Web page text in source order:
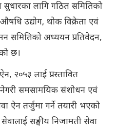
लागि गठित समितिको
उद्योग, थोक विक्रेता एवं
समितिको अध्ययन प्रतिवेदन,
छ।
२०५३ लाई प्रस्तावित
समसामयिक संशोधन एवं
ऐन तर्जुमा गर्ने तयारी भएको
सङ्घीय निजामती सेवा